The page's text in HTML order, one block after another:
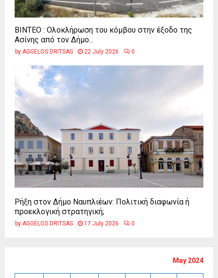
ΒΙΝΤΕΟ : Ολοκλήρωση του κόμβου στην έξοδο της
Ασίνης από τον Δήμο...
by AGGELOS DRITSAS 22 July 2026 0
Ρήξη στον Δήμο Ναυπλιέων: Πολιτική διαφωνία ή
προεκλογική στρατηγική;
by AGGELOS DRITSAS 17 July 2026 0
May 2024